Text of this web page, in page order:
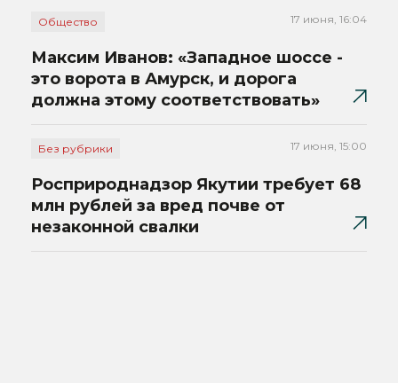
Общество 17 июня, 16:04
Максим Иванов: «Западное шоссе -
это ворота в Амурск, и дорога
должна этому соответствовать»
Без рубрики 17 июня, 15:00
Росприроднадзор Якутии требует 68
млн рублей за вред почве от
незаконной свалки